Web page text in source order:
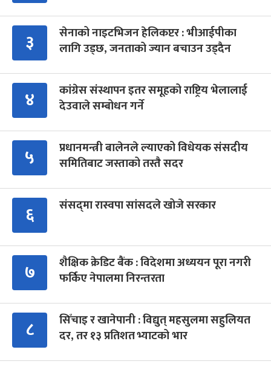
३
सेनाको नाइटभिजन हेलिकप्टर : भीआईपीका
लागि उड्छ, जनताको ज्यान बचाउन उड्दैन
४
कांग्रेस संस्थापन इतर समूहको राष्ट्रिय भेलालाई
देउवाले सम्बोधन गर्ने
५
प्रधानमन्त्री बालेनले ल्याएको विधेयक संसदीय
समितिबाट जस्ताको तस्तै सदर
६ संसद्‍मा रास्वपा सांसदले खोजे सरकार
७
शैक्षिक क्रेडिट बैंक : विदेशमा अध्ययन पूरा नगरी
फर्किए नेपालमा निरन्तरता
८
सिँचाइ र खानेपानी : विद्युत् महसुलमा सहुलियत
दर, तर १३ प्रतिशत भ्याटको भार